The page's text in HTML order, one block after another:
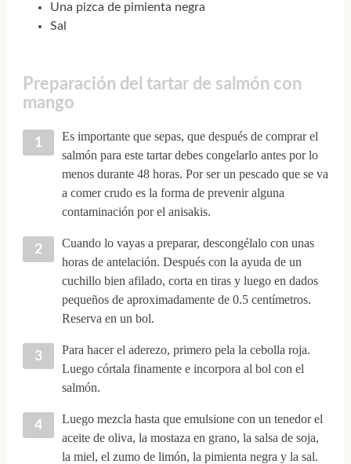
Una pizca de pimienta negra
Sal
Preparación del tartar de salmón con
mango
Es importante que sepas, que después de comprar el
salmón para este tartar debes congelarlo antes por lo
menos durante 48 horas. Por ser un pescado que se va
a comer crudo es la forma de prevenir alguna
contaminación por el anisakis.
Cuando lo vayas a preparar, descongélalo con unas
horas de antelación. Después con la ayuda de un
cuchillo bien afilado, corta en tiras y luego en dados
pequeños de aproximadamente de 0.5 centímetros.
Reserva en un bol.
Para hacer el aderezo, primero pela la cebolla roja.
Luego córtala finamente e incorpora al bol con el
salmón.
Luego mezcla hasta que emulsione con un tenedor el
aceite de oliva, la mostaza en grano, la salsa de soja,
la miel, el zumo de limón, la pimienta negra y la sal.